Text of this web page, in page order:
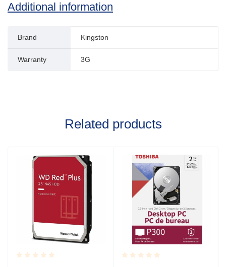
Additional information
Brand Kingston
Warranty 3G
Related products